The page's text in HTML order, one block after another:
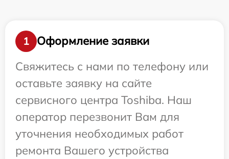
1
Оформление заявки
Свяжитесь с нами по телефону или
оставьте заявку на сайте
сервисного центра Toshiba. Наш
оператор перезвонит Вам для
уточнения необходимых работ
ремонта Вашего устройства